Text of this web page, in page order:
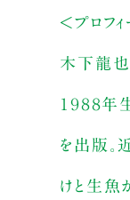
＜プロフ
木下龍也
１９８８
を出版。
けと生魚